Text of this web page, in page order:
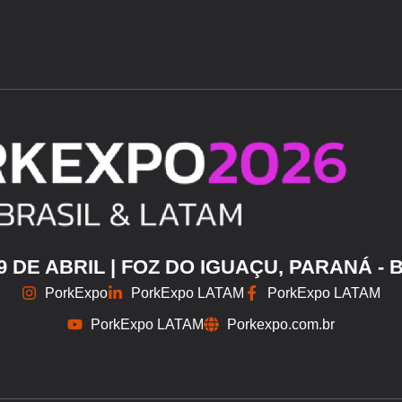
DE ABRIL | FOZ DO IGUAÇU, PARANÁ -
PorkExpo PorkExpo LATAM PorkExpo LATAM
PorkExpo LATAM Porkexpo.com.br